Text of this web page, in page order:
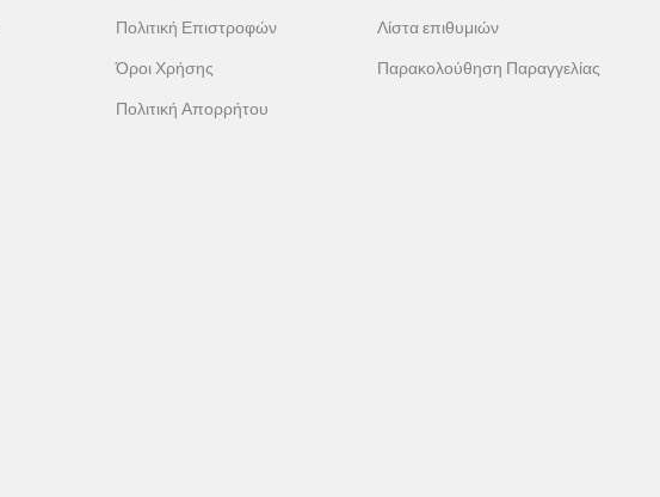
Πολιτική Επιστροφών
Όροι Χρήσης
Πολιτική Απορρήτου
Λίστα επιθυμιών
Παρακολούθηση Παραγγελίας